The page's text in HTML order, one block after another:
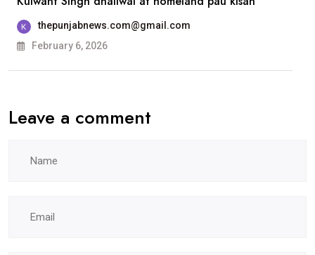
ਸਰਕਾਰੀ
ਕਾਲਜ, ਲੁਧਿਆਣਾ
thepunjabnews.com@gmail.com
February 6, 2026
Leave a comment